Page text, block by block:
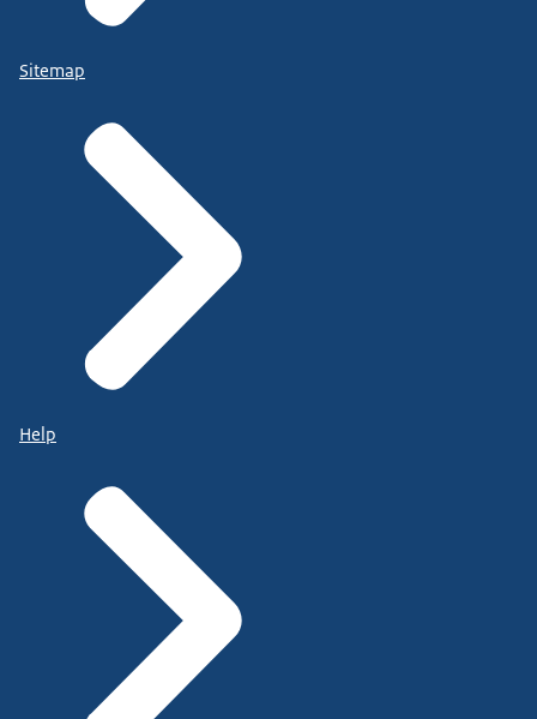
Sitemap
Help